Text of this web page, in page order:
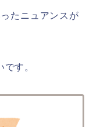
たニュアンスが
です。